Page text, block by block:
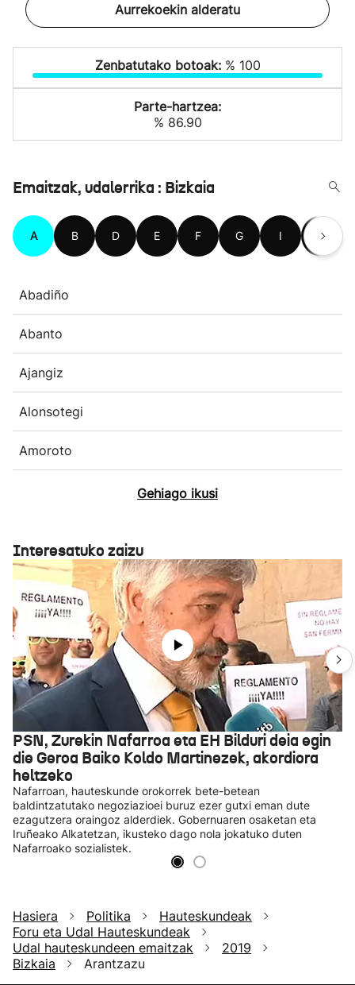
Aurrekoekin alderatu
Zenbatutako botoak: % 100
Parte-hartzea:
% 86.90
Emaitzak, udalerrika : Bizkaia
A B D E F G I J
Abadiño
Abanto
Ajangiz
Alonsotegi
Amoroto
Gehiago ikusi
Interesatuko zaizu
PSN, Zurekin Nafarroa eta EH Bilduri deia egin
die Geroa Baiko Koldo Martinezek, akordiora
heltzeko
Nafarroan, hauteskunde orokorrek bete-betean
baldintzatutako negoziazioei buruz ezer gutxi eman dute
ezagutzera oraingoz alderdiek. Gobernuaren osaketan eta
Iruñeako Alkatetzan, ikusteko dago nola jokatuko duten
Nafarroako sozialistek.
Hasiera Politika
Hauteskundeak
Foru eta Udal Hauteskundeak
Udal hauteskundeen emaitzak
2019
Bizkaia
Arantzazu